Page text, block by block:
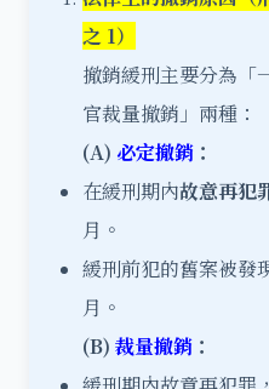
之 1）
撤銷緩刑主要分為「
官裁量撤銷」兩種：
(A) 必定撤銷 ：
在緩刑期內故意再犯
月。
緩刑前犯的舊案被發
月。
(B) 裁量撤銷 ：